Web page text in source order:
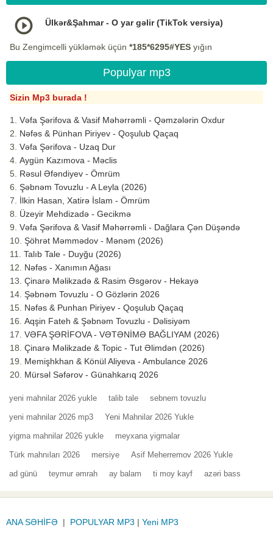
Ülkər&Şahmar - O yar gəlir (TikTok versiya)
Bu Zengimcelli yükləmək üçün *185*6295#YES yığın
Populyar mp3
Sizin Mp3 burada !
Vəfa Şərifova & Vasif Məhərrəmli - Qəmzələrin Oxdur
Nəfəs & Pünhan Piriyev - Qoşulub Qaçaq
Vəfa Şərifova - Uzaq Dur
Aygün Kazımova - Məclis
Rəsul Əfəndiyev - Ömrüm
Şəbnəm Tovuzlu - A Leyla (2026)
İlkin Hasan, Xatirə İslam - Ömrüm
Üzeyir Mehdizadə - Gecikmə
Vəfa Şərifova & Vasif Məhərrəmli - Dağlara Çən Düşəndə
Şöhrət Məmmədov - Mənəm (2026)
Talıb Tale - Duyğu (2026)
Nəfəs - Xanımın Ağası
Çinarə Məlikzadə & Rasim Əsgərov - Hekayə
Şəbnəm Tovuzlu - O Gözlərin 2026
Nəfəs & Punhan Piriyev - Qoşulub Qaçaq
Aqşin Fateh & Şəbnəm Tovuzlu - Dəlisiyəm
VƏFA ŞƏRİFOVA - VƏTƏNİMƏ BAĞLIYAM (2026)
Çinarə Məlikzade & Topic - Tut Əlimdən (2026)
Memişhkhan & Könül Aliyeva - Ambulance 2026
Mürsəl Səfərov - Günahkarıq 2026
yeni mahnilar 2026 yukle talib tale sebnem tovuzlu
yeni mahnilar 2026 mp3 Yeni Mahnilar 2026 Yukle
yigma mahnilar 2026 yukle meyxana yigmalar
Türk mahnıları 2026 mersiye Asif Meherremov 2026 Yukle
ad günü teymur əmrah ay balam ti moy kayf azəri bass
ANA SƏHİFƏ | POPULYAR MP3 | Yeni MP3